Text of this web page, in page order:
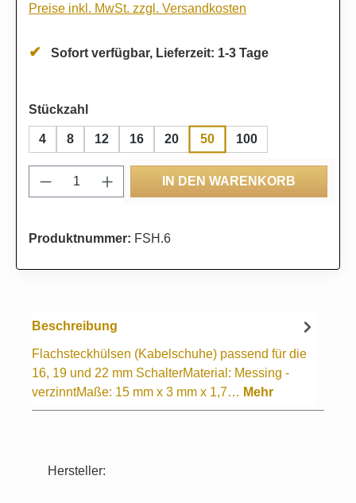
Preise inkl. MwSt. zzgl. Versandkosten
Sofort verfügbar, Lieferzeit: 1-3 Tage
Stückzahl auswählen
4 8 12 16 20 50 100
Produkt Anzahl: Gib den gewünschten
IN DEN WARENKORB
Produktnummer: FSH.6
Beschreibung
Flachsteckhülsen (Kabelschuhe) passend für die
16, 19 und 22 mm SchalterMaterial: Messing -
verzinntMaße: 15 mm x 3 mm x 1,7… Mehr
Hersteller: